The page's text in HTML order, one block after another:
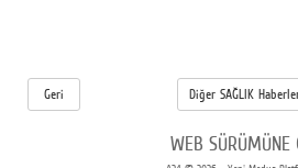
Geri Diğer SAĞLIK
WEB SÜRÜMÜNE